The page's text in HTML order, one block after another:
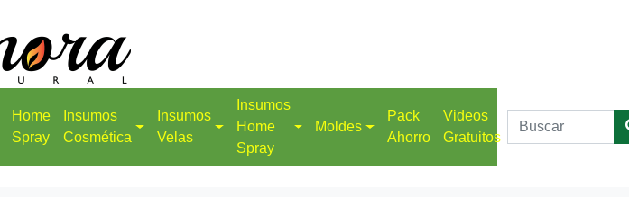
Home
Spray
Insumos
Cosmética
Insumos
Velas
Insumos
Home
Spray
Moldes
Pack
Ahorro
Videos
Gratuitos